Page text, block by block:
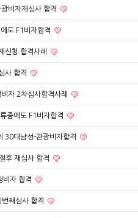
비자재심사 합격
도 F1비자합격
신청 합격사례
사 합격
자 2차심사합격사례
중에도 F1비자합격
30대남성-관광비자합격
후 재심사 합격
비자 합격
째심사 합격